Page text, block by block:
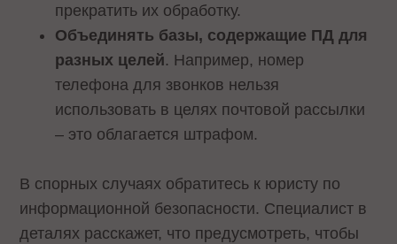
прекратить их обработку.
Объединять базы, содержащие ПД для
разных целей. Например, номер
телефона для звонков нельзя
использовать в целях почтовой рассылки
– это облагается штрафом.
В спорных случаях обратитесь к юристу по
информационной безопасности. Специалист в
деталях расскажет, что предусмотреть, чтобы